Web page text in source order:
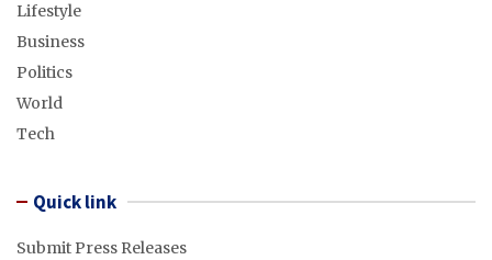
Lifestyle
Business
Politics
World
Tech
Quick link
Submit Press Releases